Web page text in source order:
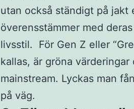
utan också ständigt på jakt
överensstämmer med
livsstil. För Gen Z eller
kallas, är gröna
mainstream. Lyckas man
på väg.